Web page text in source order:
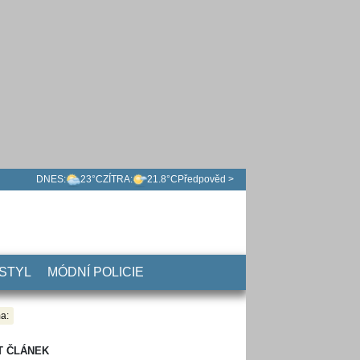
DNES: 23°CZÍTRA: 21.8°C Předpověd >
MÓDNÍ POLICIE
ČLÁNEK